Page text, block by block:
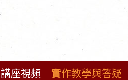
講座視頻 實作教學與答疑